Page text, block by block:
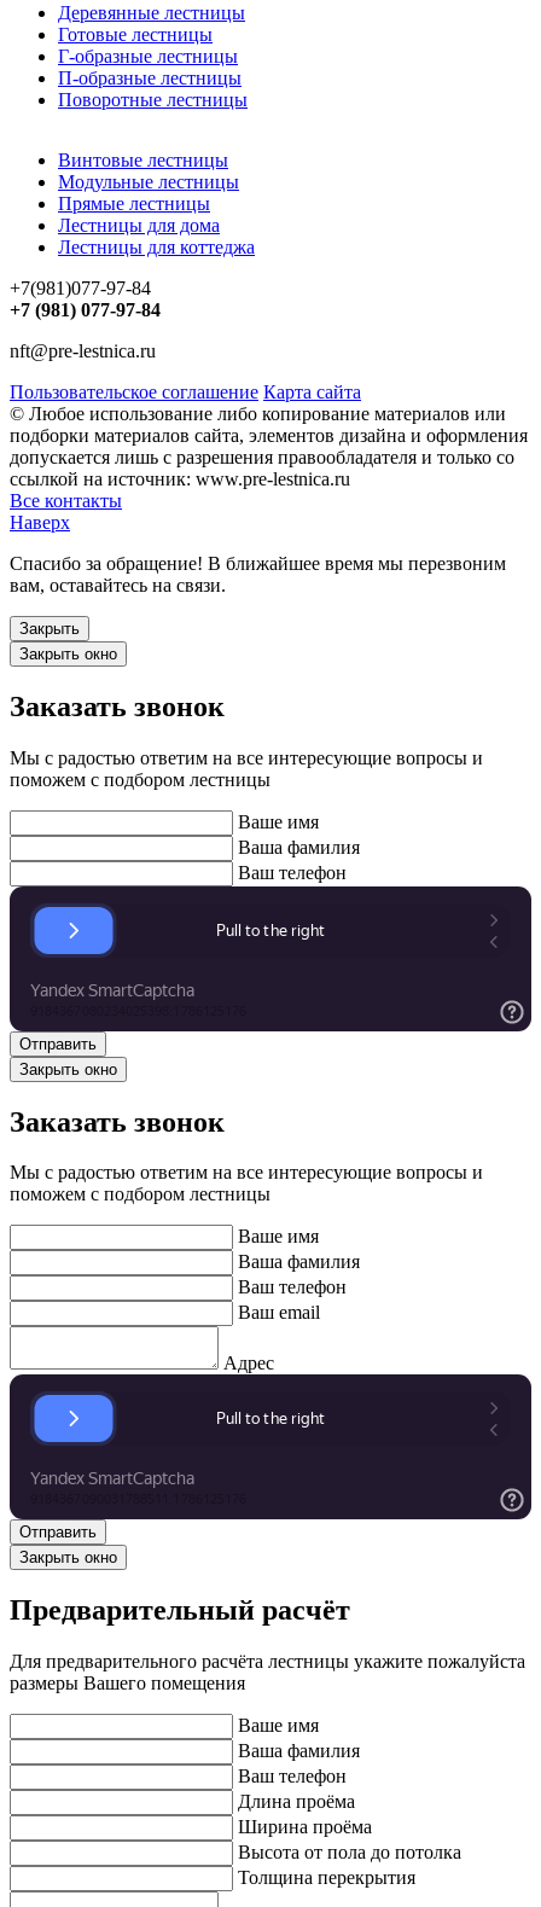
Деревянные лестницы
Готовые лестницы
Г-образные лестницы
П-образные лестницы
Поворотные лестницы
Винтовые лестницы
Модульные лестницы
Прямые лестницы
Лестницы для дома
Лестницы для коттеджа
+7(981)077-97-84
+7 (981) 077-97-84
nft@pre-lestnica.ru
Пользовательское соглашение Карта сайта
© Любое использование либо копирование материалов или
подборки материалов сайта, элементов дизайна и оформления
допускается лишь с разрешения правообладателя и только со
ссылкой на источник: www.pre-lestnica.ru
Все контакты
Наверх
Спасибо за обращение! В ближайшее время мы перезвоним
вам, оставайтесь на связи.
Закрыть
Закрыть окно
Заказать звонок
Мы с радостью ответим на все интересующие вопросы и
поможем с подбором лестницы
Ваше имя
Ваша фамилия
Ваш телефон
Закрыть окно
Заказать звонок
Мы с радостью ответим на все интересующие вопросы и
поможем с подбором лестницы
Ваше имя
Ваша фамилия
Ваш телефон
Ваш email
Адрес
Закрыть окно
Предварительный расчёт
Для предварительного расчёта лестницы укажите пожалуйста
размеры Вашего помещения
Ваше имя
Ваша фамилия
Ваш телефон
Длина проёма
Ширина проёма
Высота от пола до потолка
Толщина перекрытия